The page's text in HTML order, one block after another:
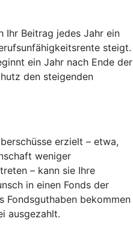
Ihr Beitrag jedes Jahr ein
steigt.
ein Jahr nach Ende der
den steigenden
erzielt – etwa,
weniger
– kann sie Ihre
in einen Fonds der
Fondsguthaben bekommen
ausgezahlt.